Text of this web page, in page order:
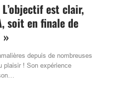
est clair,
soit en finale de
»
depuis de nombreuses
plaisir ! Son expérience